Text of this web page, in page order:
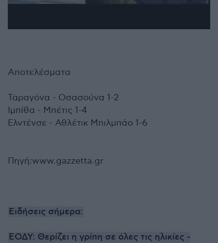
Αποτελέσματα
Ταραγόνα - Οσασούνα 1-2
Ιμπίθα - Μπέτις 1-4
Ελντένσε - Αθλέτικ Μπιλμπάο 1-6
Πηγή:www.gazzetta.gr
Ειδήσεις σήμερα:
ΕΟΔΥ: Θερίζει η γρίπη σε όλες τις ηλικίες -